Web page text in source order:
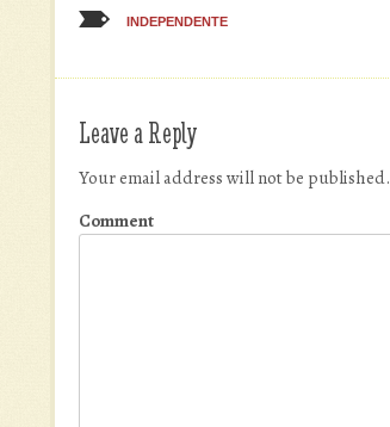
INDEPENDENTE
Leave a Reply
Your email address will not be published.
Comment